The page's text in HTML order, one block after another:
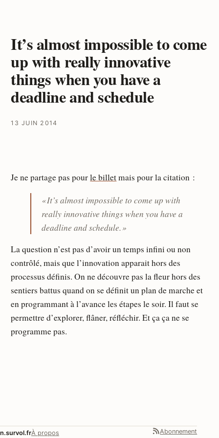
It’s almost impossible to come
up with really innovative
things when you have a
deadline and schedule
13 JUIN 2014
Je ne partage pas pourle billetmais pour la citation :
« It’s almost impossible to come up with
really innovative things when you have a
deadline and schedule. »
La question n’est pas d’avoir un temps infini ou non
contrôlé, mais que l’innovation apparait hors des
processus définis. On ne découvre pas la fleur hors des
sentiers battus quand on se définit un plan de marche et
en programmant à l’avance les étapes le soir. Il faut se
permettre d’explorer, flâner, réfléchir. Et ça ça ne se
programme pas.
n.survol.frÀ propos Abonnement